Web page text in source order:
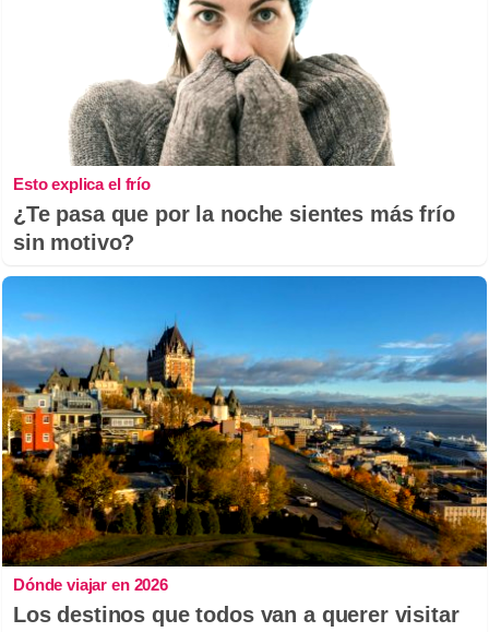
Esto explica el frío
¿Te pasa que por la noche sientes más frío
sin motivo?
Dónde viajar en 2026
Los destinos que todos van a querer visitar